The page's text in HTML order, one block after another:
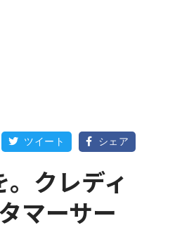
 ツイート  シェア
クレディ
マーサー